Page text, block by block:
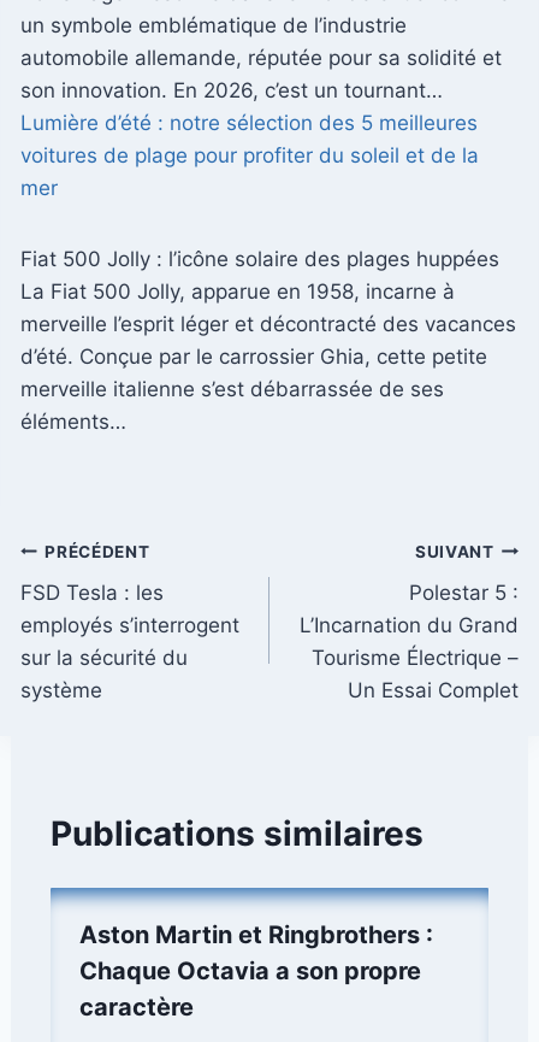
un symbole emblématique de l’industrie
automobile allemande, réputée pour sa solidité et
son innovation. En 2026, c’est un tournant…
Lumière d’été : notre sélection des 5 meilleures
voitures de plage pour profiter du soleil et de la
mer
Fiat 500 Jolly : l’icône solaire des plages huppées
La Fiat 500 Jolly, apparue en 1958, incarne à
merveille l’esprit léger et décontracté des vacances
d’été. Conçue par le carrossier Ghia, cette petite
merveille italienne s’est débarrassée de ses
éléments…
Navigation
de
l’article
PRÉCÉDENT
FSD Tesla : les
employés s’interrogent
sur la sécurité du
système
SUIVANT
Polestar 5 :
L’Incarnation du Grand
Tourisme Électrique –
Un Essai Complet
Publications similaires
Aston Martin et Ringbrothers :
Chaque Octavia a son propre
caractère